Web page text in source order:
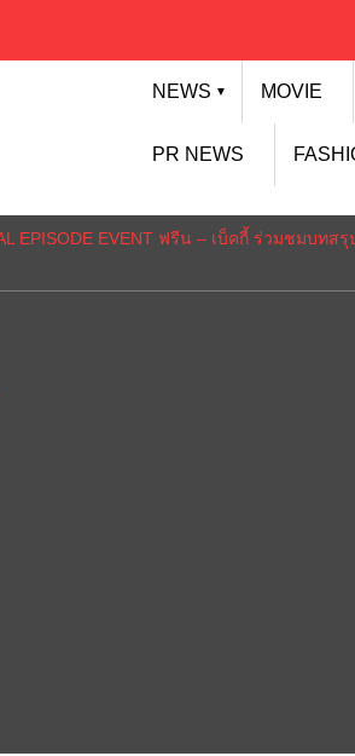
NEWS ▼ MOVIE
PR NEWS
EPISODE EVENT ฟรีน – เบ็คกี้ ร่วมชมบทส